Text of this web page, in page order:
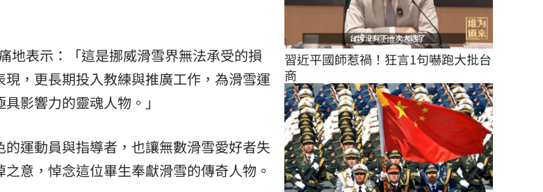
地表示：「這是挪威滑雪界無法承受的損
，更長期投入教練與推廣工作，為滑雪運
影響力的靈魂人物。」
運動員與指導者，也讓無數滑雪愛好者失
意，悼念這位畢生奉獻滑雪的傳奇人物。
習近平國師惹禍！狂言1句嚇跑大批台
商